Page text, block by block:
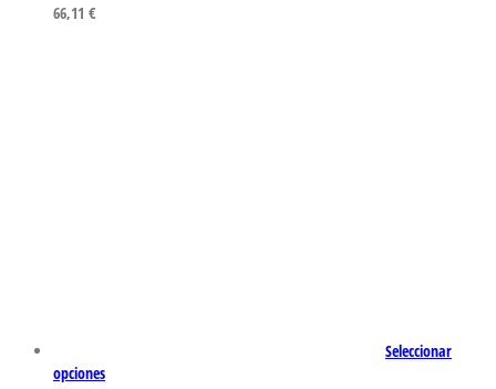
66,11 €
Seleccionar
opciones